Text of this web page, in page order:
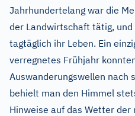
Jahrhundertelang war die
der Landwirtschaft tätig,
tagtäglich ihr Leben. Ein
verregnetes Frühjahr
Auswanderungswellen nach
behielt man den Himmel
Hinweise auf das Wetter